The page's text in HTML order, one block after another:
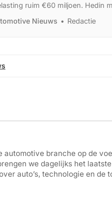
ruim €60 miljoen. Hedin
blijven staan.
de marktvraag is onzeker.
Nieuws Redactie
automotive branche op de
we dagelijks het
auto’s, technologie en de